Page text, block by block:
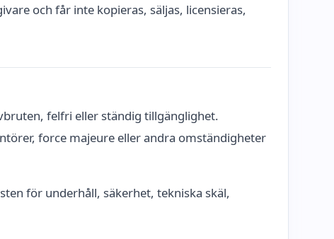
och får inte kopieras, säljas, licensieras,
felfri eller ständig tillgänglighet.
force majeure eller andra omständigheter
för underhåll, säkerhet, tekniska skäl,